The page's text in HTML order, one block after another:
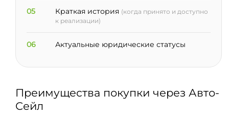
05 Краткая история (когда принято и доступно
к реализации)
06 Актуальные юридические статусы
Преимущества покупки через Авто-
Сейл